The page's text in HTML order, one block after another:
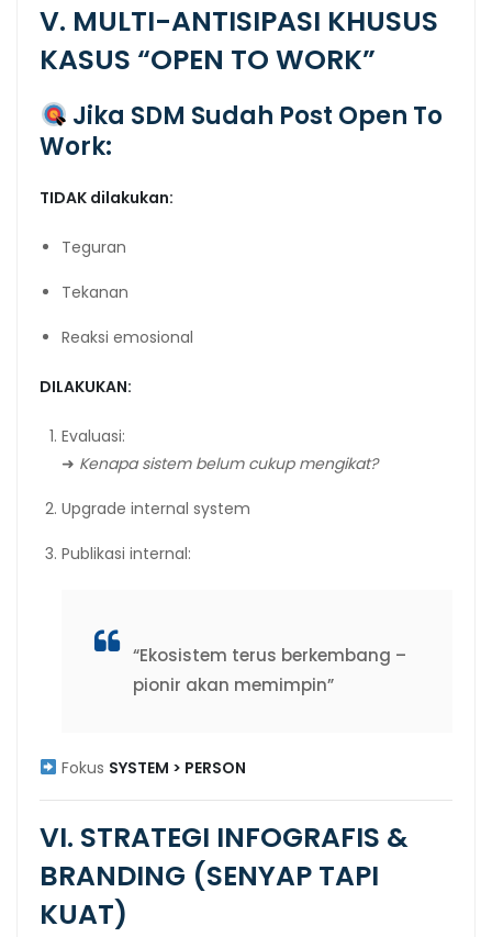
V. MULTI-ANTISIPASI KHUSUS
KASUS “OPEN TO WORK”
Jika SDM Sudah Post Open To
Work:
TIDAK dilakukan:
Teguran
Tekanan
Reaksi emosional
DILAKUKAN:
Evaluasi:
➜ Kenapa sistem belum cukup mengikat?
Upgrade internal system
Publikasi internal:
“Ekosistem terus berkembang –
pionir akan memimpin”
Fokus SYSTEM > PERSON
VI. STRATEGI INFOGRAFIS &
BRANDING (SENYAP TAPI
KUAT)